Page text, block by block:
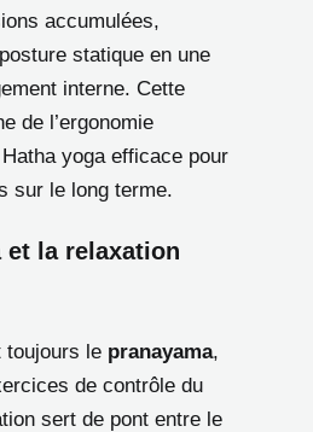
accumulées,
statique en une
interne. Cette
de l’ergonomie
yoga efficace pour
sur le long terme.
et la relaxation
toujours le pranayama,
de contrôle du
sert de pont entre le